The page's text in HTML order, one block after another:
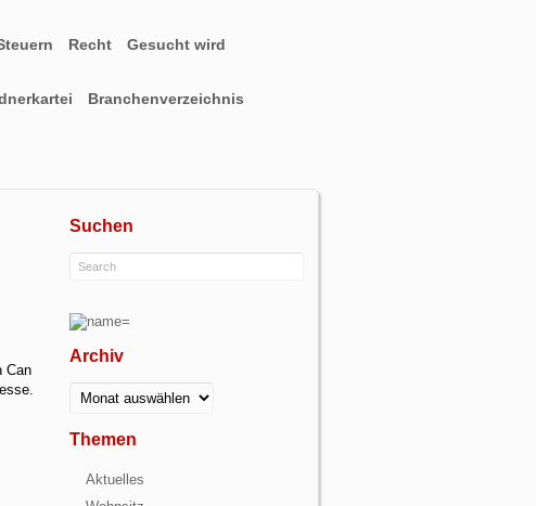
Recht Gesucht wird
Branchenverzeichnis
Suchen
Archiv
Archiv
Themen
Aktuelles
Can